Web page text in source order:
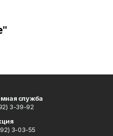
служба
3-39-92
3-03-55